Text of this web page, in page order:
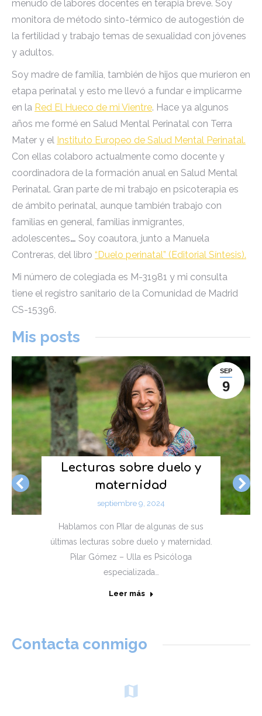
menudo de labores docentes en terapia breve. Soy
monitora de método sinto-térmico de autogestión de
la fertilidad y trabajo temas de sexualidad con jóvenes
y adultos.
Soy madre de familia, también de hijos que murieron en
etapa perinatal y esto me llevó a fundar e implicarme
en la Red El Hueco de mi Vientre. Hace ya algunos
años me formé en Salud Mental Perinatal con Terra
Mater y el Instituto Europeo de Salud Mental Perinatal.
Con ellas colaboro actualmente como docente y
coordinadora de la formación anual en Salud Mental
Perinatal. Gran parte de mi trabajo en psicoterapia es
de ámbito perinatal, aunque también trabajo con
familias en general, familias inmigrantes,
adolescentes… Soy coautora, junto a Manuela
Contreras, del libro “Duelo perinatal” (Editorial Síntesis).
Mi número de colegiada es M-31981 y mi consulta
tiene el registro sanitario de la Comunidad de Madrid
CS-15396.
Mis posts
SEP
9
Lecturas sobre duelo y
maternidad
septiembre 9, 2024
Hablamos con PIlar de algunas de sus
últimas lecturas sobre duelo y maternidad.
Pilar Gómez – Ulla es Psicóloga
especializada…
Leer más
Contacta conmigo